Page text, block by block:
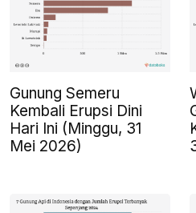
Gunung Semeru
Kembali Erupsi Dini
Hari Ini (Minggu, 31
Mei 2026)